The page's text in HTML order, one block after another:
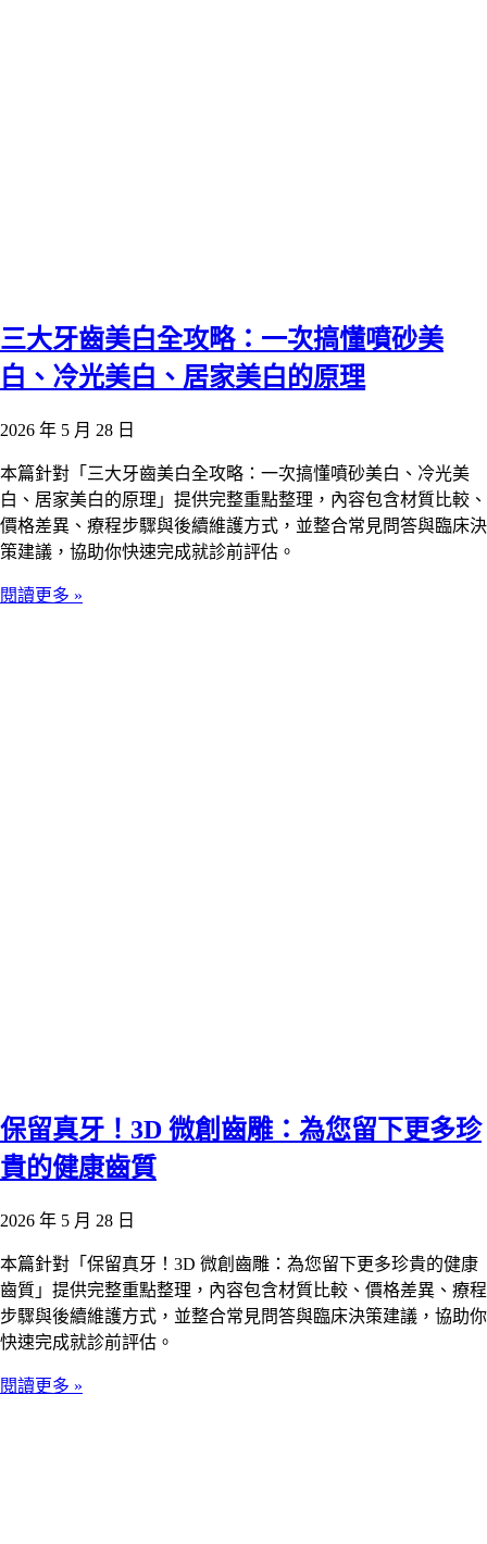
三大牙齒美白全攻略：一次搞懂噴砂美
白、冷光美白、居家美白的原理
2026 年 5 月 28 日
本篇針對「三大牙齒美白全攻略：一次搞懂噴砂美白、冷光美
白、居家美白的原理」提供完整重點整理，內容包含材質比較、
價格差異、療程步驟與後續維護方式，並整合常見問答與臨床決
策建議，協助你快速完成就診前評估。
閱讀更多 »
保留真牙！3D 微創齒雕：為您留下更多珍
貴的健康齒質
2026 年 5 月 28 日
本篇針對「保留真牙！3D 微創齒雕：為您留下更多珍貴的健康
齒質」提供完整重點整理，內容包含材質比較、價格差異、療程
步驟與後續維護方式，並整合常見問答與臨床決策建議，協助你
快速完成就診前評估。
閱讀更多 »